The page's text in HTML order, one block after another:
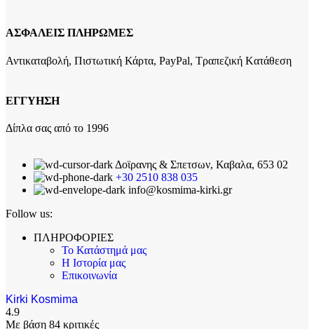
ΑΣΦΑΛΕΙΣ ΠΛΗΡΩΜΕΣ
Αντικαταβολή, Πιστωτική Κάρτα, PayPal, Τραπεζική Kατάθεση
ΕΓΓΥΗΣΗ
Δίπλα σας από το 1996
Δοϊρανης & Σπετσων, Καβαλα, 653 02
+30 2510 838 035
info@kosmima-kirki.gr
Follow us:
ΠΛΗΡΟΦΟΡΙΕΣ
Το Κατάστημά μας
Η Ιστορία μας
Επικοινωνία
Kirki Kosmima
4.9
Με βάση 84 κριτικές